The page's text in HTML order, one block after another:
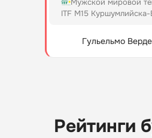
Мужской мировой
ITF M15
Гульельмо
Рейтинги